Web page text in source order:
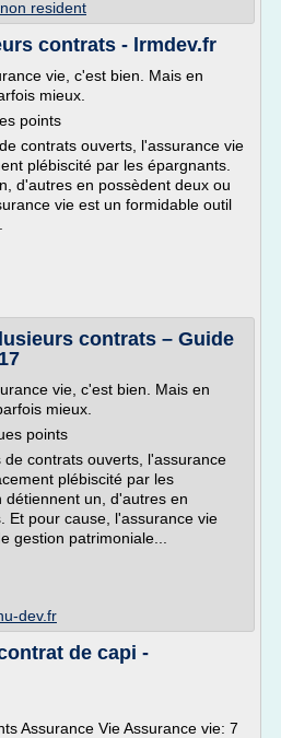
resident
contrats - lrmdev.fr
vie, c'est bien. Mais en
mieux.
points
contrats ouverts, l'assurance vie
plébiscité par les épargnants.
d'autres en possèdent deux ou
vie est un formidable outil
contrats – Guide
vie, c'est bien. Mais en
mieux.
points
contrats ouverts, l'assurance
plébiscité par les
un, d'autres en
Et pour cause, l'assurance vie
gestion patrimoniale...
dev.fr
de capi -
Assurance Vie Assurance vie: 7